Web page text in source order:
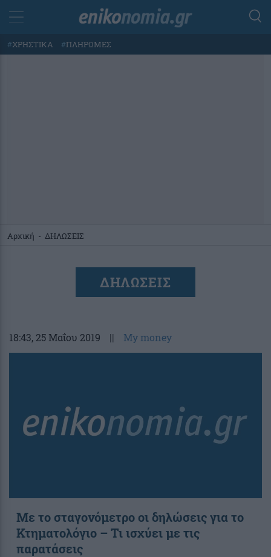
#ΧΡΗΣΤΙΚΑ #ΠΛΗΡΩΜΕΣ
Αρχική - ΔΗΛΩΣΕΙΣ
ΔΗΛΩΣΕΙΣ
18:43, 25 Μαΐου 2019 || My money
Με το σταγονόμετρο οι δηλώσεις για το
Κτηματολόγιο – Τι ισχύει με τις
παρατάσεις